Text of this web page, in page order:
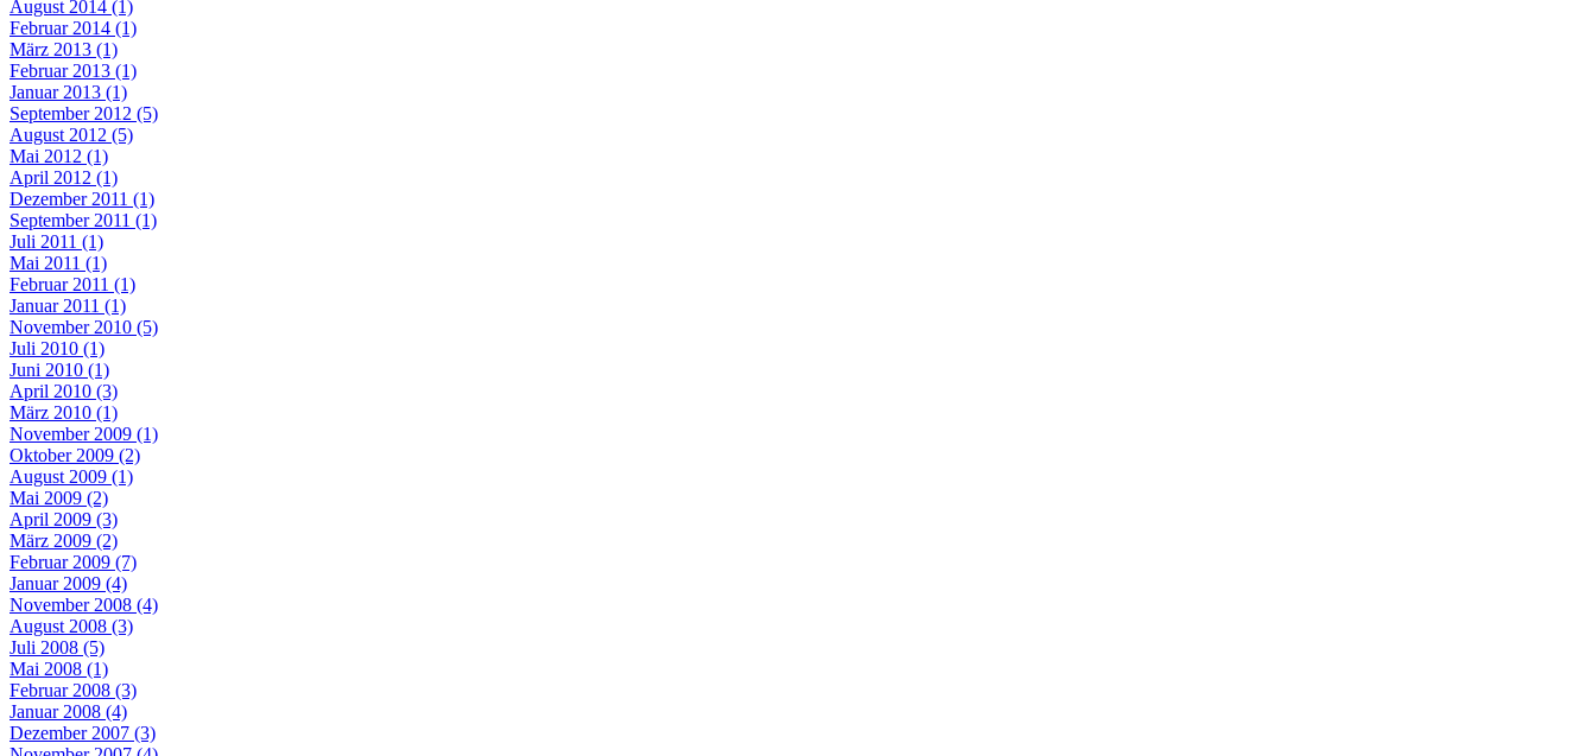
August 2014 (1)
Februar 2014 (1)
März 2013 (1)
Februar 2013 (1)
Januar 2013 (1)
September 2012 (5)
August 2012 (5)
Mai 2012 (1)
April 2012 (1)
Dezember 2011 (1)
September 2011 (1)
Juli 2011 (1)
Mai 2011 (1)
Februar 2011 (1)
Januar 2011 (1)
November 2010 (5)
Juli 2010 (1)
Juni 2010 (1)
April 2010 (3)
März 2010 (1)
November 2009 (1)
Oktober 2009 (2)
August 2009 (1)
Mai 2009 (2)
April 2009 (3)
März 2009 (2)
Februar 2009 (7)
Januar 2009 (4)
November 2008 (4)
August 2008 (3)
Juli 2008 (5)
Mai 2008 (1)
Februar 2008 (3)
Januar 2008 (4)
Dezember 2007 (3)